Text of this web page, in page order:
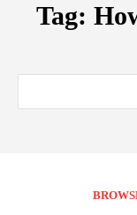
Tag: